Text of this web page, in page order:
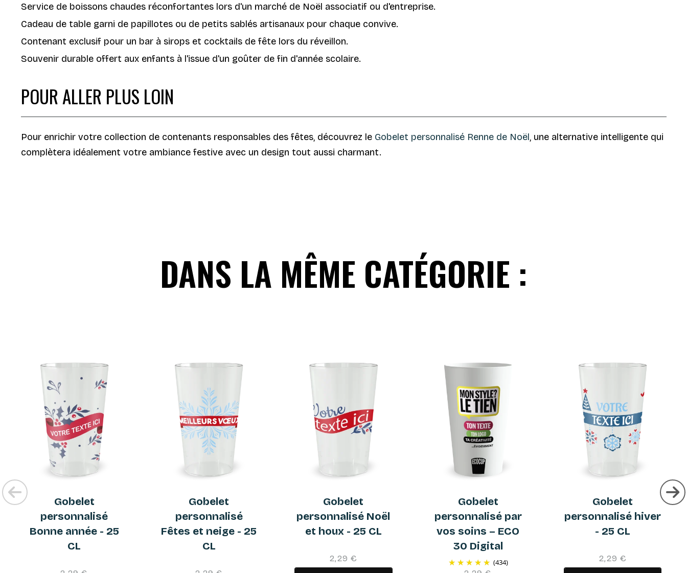
Service de boissons chaudes réconfortantes lors d'un marché de Noël associatif ou d'entreprise.
Cadeau de table garni de papillotes ou de petits sablés artisanaux pour chaque convive.
Contenant exclusif pour un bar à sirops et cocktails de fête lors du réveillon.
Souvenir durable offert aux enfants à l'issue d'un goûter de fin d'année scolaire.
POUR ALLER PLUS LOIN
Pour enrichir votre collection de contenants responsables des fêtes, découvrez le Gobelet personnalisé Renne de Noël, une alternative intelligente qui
complètera idéalement votre ambiance festive avec un design tout aussi charmant.
DANS LA MÊME CATÉGORIE :
Gobelet
personnalisé
Bonne année - 25
CL
Gobelet
personnalisé
Fêtes et neige - 25
CL
Gobelet
personnalisé Noël
et houx - 25 CL
2,29 €
Gobelet
personnalisé par
vos soins – ECO
30 Digital
(434)
Gobelet
personnalisé hiver
- 25 CL
2,29 €